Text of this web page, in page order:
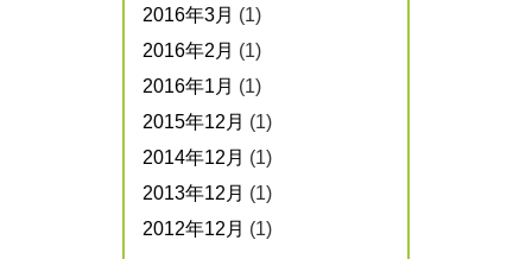
2016年3月 (1)
2016年2月 (1)
2016年1月 (1)
2015年12月 (1)
2014年12月 (1)
2013年12月 (1)
2012年12月 (1)